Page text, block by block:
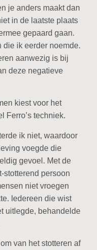
je anders maakt dan
in de laatste plaats
gepaard gaan.
die ik eerder noemde.
aanwezig is bij
deze negatieve
kiest voor het
Ferro’s techniek.
ik niet, waardoor
voegde die
gevoel. Met de
stotterend persoon
niet vroegen
Iedereen die wist
uitlegde, behandelde
van het stotteren af